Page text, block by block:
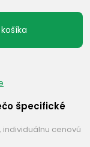
špecifické
individuálnu cenovú